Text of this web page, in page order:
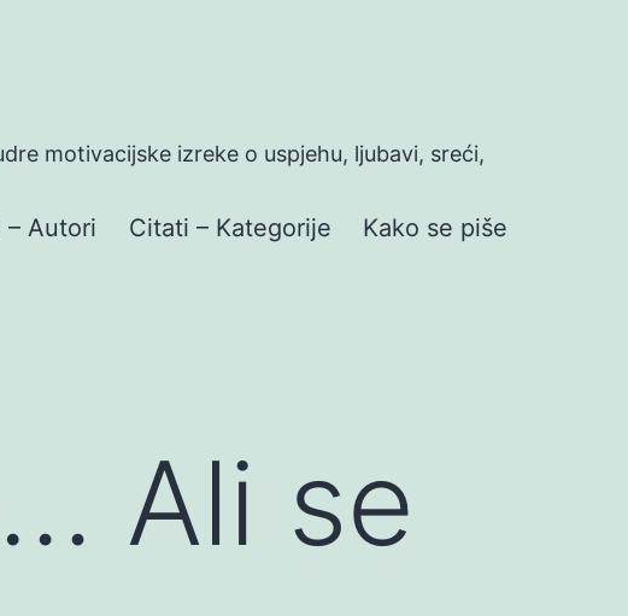
motivacijske izreke o uspjehu, ljubavi, sreći,
– Autori Citati – Kategorije Kako se piše
Ali se